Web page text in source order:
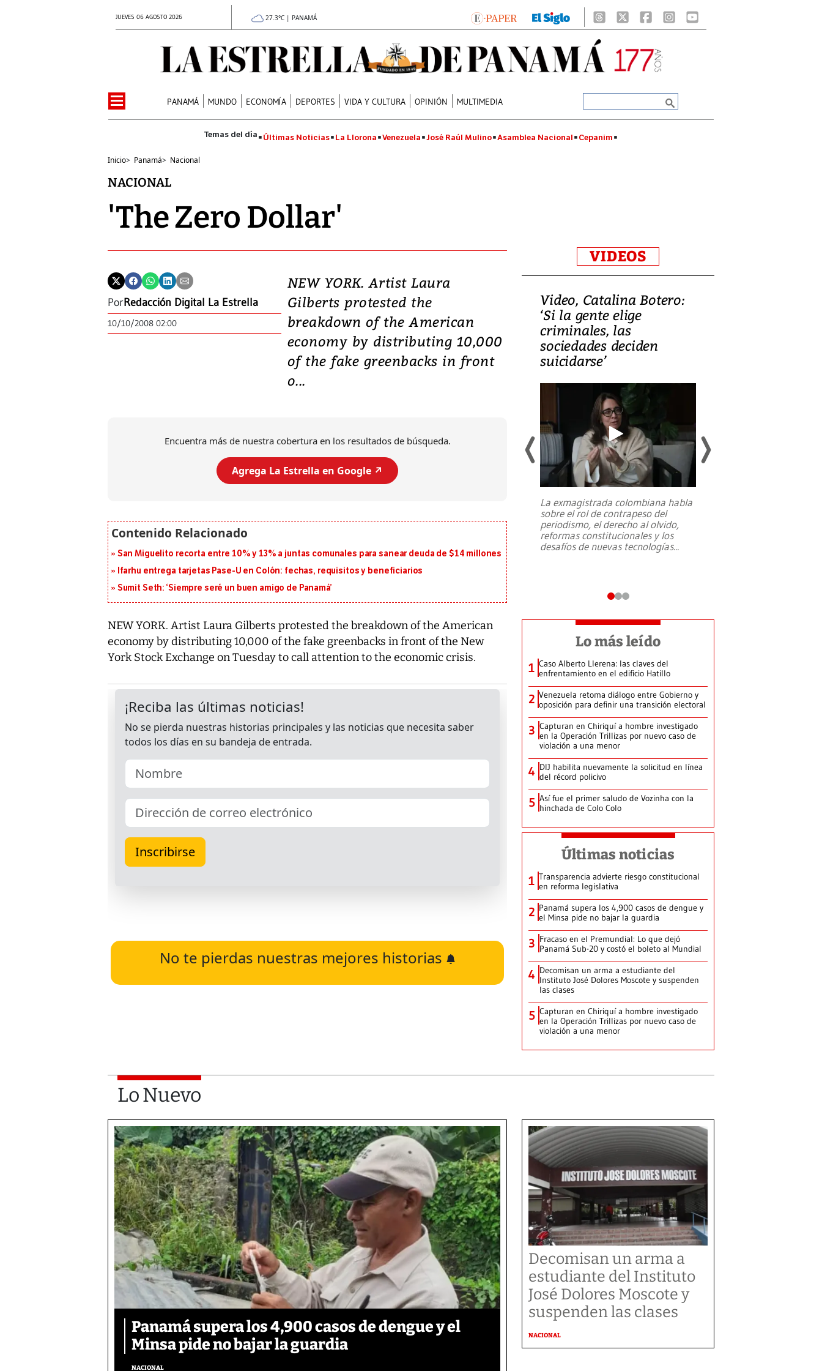
JUEVES 06 AGOSTO 2026 27.3°C | PANAMÁ
PANAMÁ MUNDO ECONOMÍA DEPORTES VIDA Y CULTURA OPINIÓN MULTIMEDIA
Últimas Noticias La Llorona Venezuela José Raúl Mulino Asamblea Nacional Cepanim
Inicio> Panamá> Nacional
NACIONAL
'The Zero Dollar'
PorRedacción Digital La Estrella
10/10/2008 02:00
NEW YORK. Artist Laura
Gilberts protested the
breakdown of the American
economy by distributing 10,000
of the fake greenbacks in front
o...
Encuentra más de nuestra cobertura en los resultados de búsqueda.
Agrega La Estrella en Google ↗️
San Miguelito recorta entre 10% y 13% a juntas comunales para sanear deuda de $14 millones
Ifarhu entrega tarjetas Pase-U en Colón: fechas, requisitos y beneficiarios
Sumit Seth: ‘Siempre seré un buen amigo de Panamá’
NEW YORK. Artist Laura Gilberts protested the breakdown of the American
economy by distributing 10,000 of the fake greenbacks in front of the New
York Stock Exchange on Tuesday to call attention to the economic crisis.
No te pierdas nuestras mejores historias
VIDEOS
Video, Japón: Terremoto
deja heridos y graves
daños en Kumamoto
Un fuerte terremoto de magnitud
7,1 se registró este martes 28 de
Video, Catalina Botero:
‘Si la gente elige
criminales, las
sociedades deciden
suicidarse’
La exmagistrada colombiana habla
sobre el rol de contrapeso del
periodismo, el derecho al olvido,
reformas constitucionales y los
desafíos de nuevas tecnologías...
Lo más leído
1 Caso Alberto Llerena: las claves del
enfrentamiento en el edificio Hatillo
2 Venezuela retoma diálogo entre Gobierno y
oposición para definir una transición electoral
3 Capturan en Chiriquí a hombre investigado
en la Operación Trillizas por nuevo caso de
violación a una menor
4 DIJ habilita nuevamente la solicitud en línea
del récord policivo
5 Así fue el primer saludo de Vozinha con la
hinchada de Colo Colo
Últimas noticias
1 Transparencia advierte riesgo constitucional
en reforma legislativa
2 Panamá supera los 4,900 casos de dengue y
el Minsa pide no bajar la guardia
3 Fracaso en el Premundial: Lo que dejó
Panamá Sub-20 y costó el boleto al Mundial
4 Decomisan un arma a estudiante del
Instituto José Dolores Moscote y suspenden
las clases
5 Capturan en Chiriquí a hombre investigado
en la Operación Trillizas por nuevo caso de
violación a una menor
Lo Nuevo
Panamá supera los 4,900 casos de dengue y el
Minsa pide no bajar la guardia
NACIONAL
Decomisan un arma a
estudiante del Instituto
José Dolores Moscote y
suspenden las clases
NACIONAL